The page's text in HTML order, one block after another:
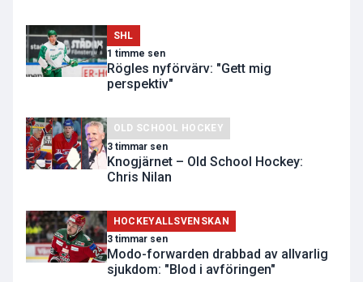
SHL
1 timme sen
Rögles nyförvärv: "Gett mig
perspektiv"
OLD SCHOOL HOCKEY
3 timmar sen
Knogjärnet – Old School Hockey:
Chris Nilan
HOCKEYALLSVENSKAN
3 timmar sen
Modo-forwarden drabbad av allvarlig
sjukdom: "Blod i avföringen"